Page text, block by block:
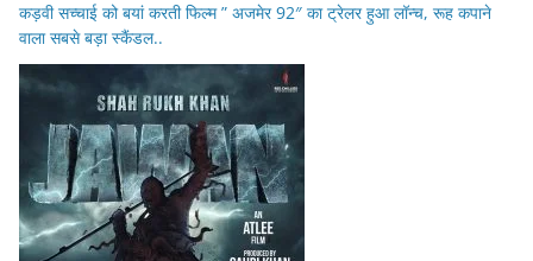
कड़वी सच्चाई को बयां करती फिल्म ” अजमेर 92″ का ट्रेलर हुआ लॉन्च, रूह कपाने
वाला सबसे बड़ा स्कैंडल..